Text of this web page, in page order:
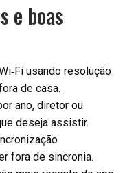
e boas
usando resolução
de casa.
ano, diretor ou
deseja assistir.
fora de sincronia.